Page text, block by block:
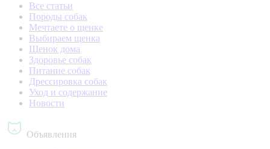
Все статьи
Породы собак
Мечтаете о щенке
Выбираем щенка
Щенок дома
Здоровье собак
Питание собак
Дрессировка собак
Уход и содержание
Новости
Объявления